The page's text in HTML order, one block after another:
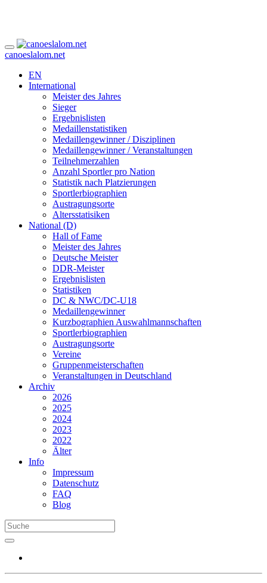
canoeslalom.net
EN
International
Meister des Jahres
Sieger
Ergebnislisten
Medaillenstatistiken
Medaillengewinner / Disziplinen
Medaillengewinner / Veranstaltungen
Teilnehmerzahlen
Anzahl Sportler pro Nation
Statistik nach Platzierungen
Sportlerbiographien
Austragungsorte
Altersstatisiken
National (D)
Hall of Fame
Meister des Jahres
Deutsche Meister
DDR-Meister
Ergebnislisten
Statistiken
DC & NWC/DC-U18
Medaillengewinner
Kurzbographien Auswahlmannschaften
Sportlerbiographien
Austragungsorte
Vereine
Gruppenmeisterschaften
Veranstaltungen in Deutschland
Archiv
2026
2025
2024
2023
2022
Älter
Info
Impressum
Datenschutz
FAQ
Blog